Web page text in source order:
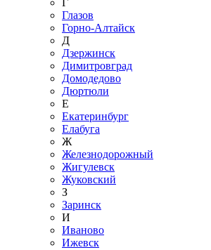
Г
Глазов
Горно-Алтайск
Д
Дзержинск
Димитровград
Домодедово
Дюртюли
Е
Екатеринбург
Елабуга
Ж
Железнодорожный
Жигулевск
Жуковский
З
Заринск
И
Иваново
Ижевск